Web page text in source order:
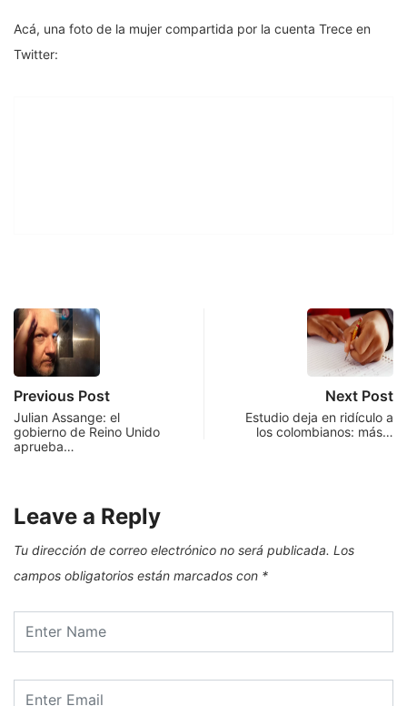
Acá, una foto de la mujer compartida por la cuenta Trece en
Twitter:
Previous Post
Julian Assange: el
gobierno de Reino Unido
aprueba…
Next Post
Estudio deja en ridículo a
los colombianos: más…
Leave a Reply
Tu dirección de correo electrónico no será publicada. Los
campos obligatorios están marcados con *